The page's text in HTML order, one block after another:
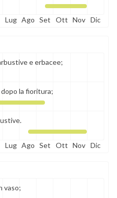
Lug Ago Set Ott Nov Dic
e erbacee;
la fioritura;
Lug Ago Set Ott Nov Dic
vaso;